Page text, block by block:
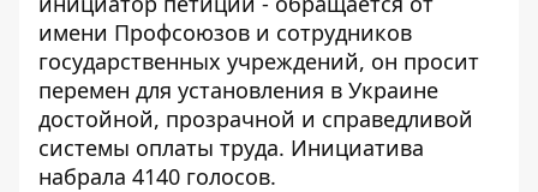
имени Профсоюзов и сотрудников
государственных учреждений, он просит
перемен для установления в Украине
достойной, прозрачной и справедливой
системы оплаты труда. Инициатива
набрала 4140 голосов.